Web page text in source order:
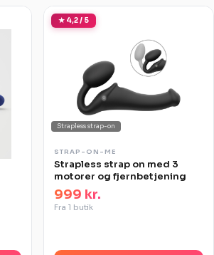
★ 4,2 / 5
Strapless strap-on
STRAP-ON-ME
Strapless strap on med 3
motorer og fjernbetjening
999 kr.
Fra 1 butik